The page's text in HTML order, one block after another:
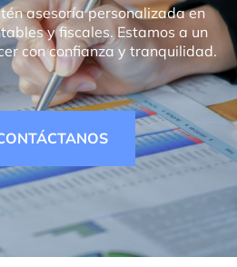
asesoría personalizada en
y fiscales. Estamos a un
con confianza y tranquilidad.